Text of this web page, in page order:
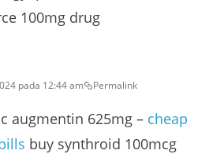
100mg drug
pada 12:44 am Permalink
augmentin 625mg – cheap
buy synthroid 100mcg